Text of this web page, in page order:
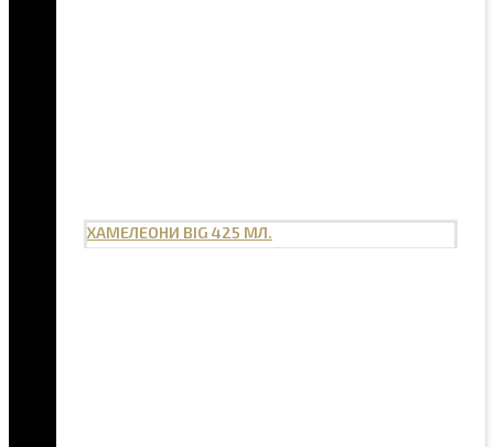
ХАМЕЛЕОНИ BIG 425 МЛ.